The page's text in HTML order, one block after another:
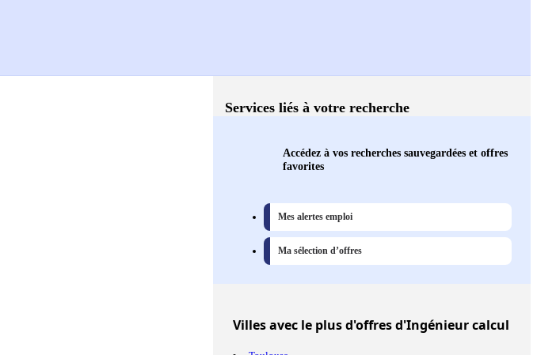
Services liés à votre recherche
Accédez à vos recherches sauvegardées et offres
favorites
Mes alertes emploi
Ma sélection d’offres
Villesavec le plus d'offres d'Ingénieur calcul